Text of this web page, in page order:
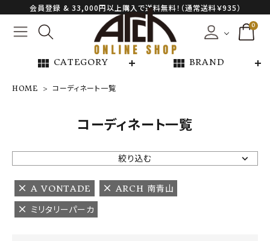
会員登録 & 33,000円以上購入で送料無料！（通常送料￥935）
0
view_module CATEGORY view_module BRAND
NEW ARRIVAL
ARCH EXCLUSIVE
BRAND
CATEGORY
HOME コーディネート一覧
コーディネート一覧
絞り込む
A VONTADE
ARCH 南青山
ミリタリーパーカ